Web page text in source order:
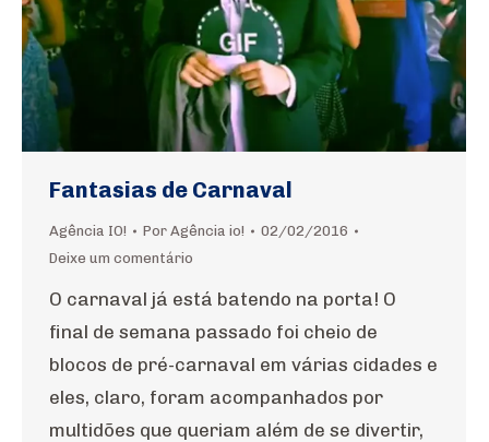
Fantasias de Carnaval
Agência IO! Por Agência io!
02/02/2016
Deixe um comentário
O carnaval já está batendo na porta! O
final de semana passado foi cheio de
blocos de pré-carnaval em várias cidades e
eles, claro, foram acompanhados por
multidões que queriam além de se divertir,